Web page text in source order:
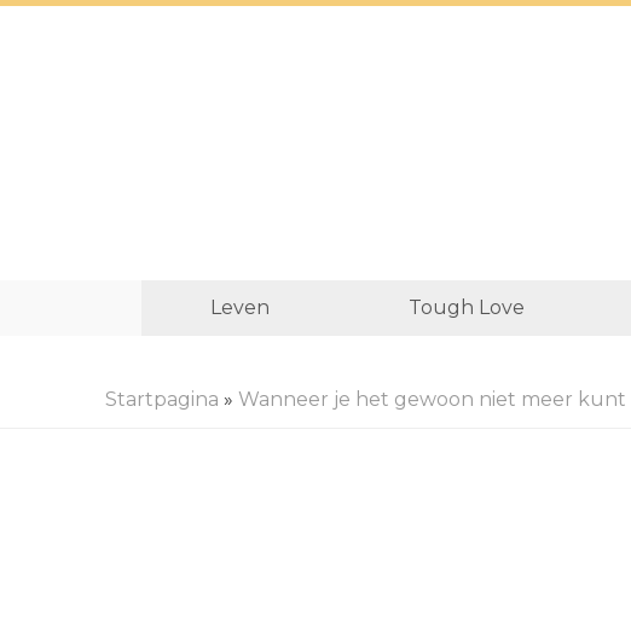
Leven Tough Love
Startpagina » Wanneer je het gewoon niet meer kunt